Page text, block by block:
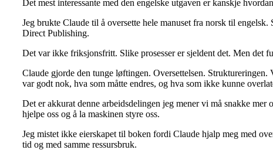
Det mest interessante med den engelske utgaven er kanskje
Jeg brukte Claude til å oversette hele manuset fra norsk til
Direct Publishing.
Det var ikke friksjonsfritt. Slike prosesser er sjeldent det. Men det
Claude gjorde den tunge løftingen. Oversettelsen.
var godt nok, hva som måtte endres, og hva som ikke kunne
Det er akkurat denne arbeidsdelingen jeg mener vi må snakke
hjelpe oss og å la maskinen styre oss.
Jeg mistet ikke eierskapet til boken fordi Claude hjalp meg med
tid og med samme ressursbruk.